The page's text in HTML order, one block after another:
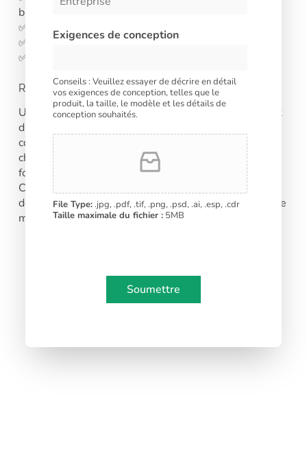
base de soja
✅Capable de différentes méthodes d’impression
✅Couleur vibrante, logo et motif clairs
✅Résistant à la décoloration dans le temps
Réflexions finales
Une image de marque de qualité peut avoir un impact
durable sur l’expérience client et la réussite
commerciale. Profitez de cette opportunité en
choisissant la bonne méthode d’impression et le bon
fournisseur pour vos tasses à café en papier.
Commencez à concevoir vos gobelets personnalisés
dès aujourd’hui et regardez la reconnaissance de votre
marque grandir !
t
e
s
+
1
Exigences de conception
Conseils : Veuillez essayer de décrire en détail
vos exigences de conception, telles que le
produit, la taille, le modèle et les détails de
conception souhaités.
File Type:.jpg, .pdf, .tif, .png, .psd, .ai, .esp, .cdr
Taille maximale du fichier :5MB
Soumettre